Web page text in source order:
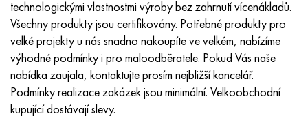
technologickými vlastnostmi výroby bez zahrnutí vícenákladů.
Všechny produkty jsou certifikovány. Potřebné produkty pro
velké projekty u nás snadno nakoupíte ve velkém, nabízíme
výhodné podmínky i pro maloodběratele. Pokud Vás naše
nabídka zaujala, kontaktujte prosím nejbližší kancelář.
Podmínky realizace zakázek jsou minimální. Velkoobchodní
kupující dostávají slevy.